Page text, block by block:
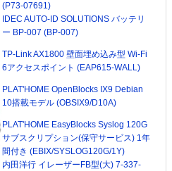
(P73-07691)
IDEC AUTO-ID SOLUTIONS バッテリ
ー BP-007 (BP-007)
TP-Link AX1800 壁面埋め込み型 Wi-Fi
6アクセスポイント (EAP615-WALL)
PLAT'HOME OpenBlocks IX9 Debian
10搭載モデル (OBSIX9/D10A)
PLAT'HOME EasyBlocks Syslog 120G
サブスクリプション(保守サービス) 1年
間付き (EBIX/SYSLOG120G/1Y)
内田洋行 イレーザーFB型(大) 7-337-